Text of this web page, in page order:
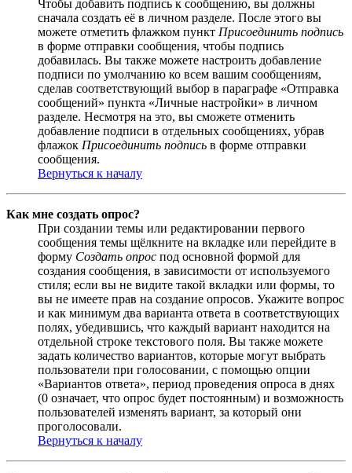
Чтобы добавить подпись к сообщению, вы должны
сначала создать её в личном разделе. После этого вы
можете отметить флажком пункт Присоединить подпись
в форме отправки сообщения, чтобы подпись
добавилась. Вы также можете настроить добавление
подписи по умолчанию ко всем вашим сообщениям,
сделав соответствующий выбор в параграфе «Отправка
сообщений» пункта «Личные настройки» в личном
разделе. Несмотря на это, вы сможете отменить
добавление подписи в отдельных сообщениях, убрав
флажок Присоединить подпись в форме отправки
сообщения.
Вернуться к началу
Как мне создать опрос?
При создании темы или редактировании первого
сообщения темы щёлкните на вкладке или перейдите в
форму Создать опрос под основной формой для
создания сообщения, в зависимости от используемого
стиля; если вы не видите такой вкладки или формы, то
вы не имеете прав на создание опросов. Укажите вопрос
и как минимум два варианта ответа в соответствующих
полях, убедившись, что каждый вариант находится на
отдельной строке текстового поля. Вы также можете
задать количество вариантов, которые могут выбрать
пользователи при голосовании, с помощью опции
«Вариантов ответа», период проведения опроса в днях
(0 означает, что опрос будет постоянным) и возможность
пользователей изменять вариант, за который они
проголосовали.
Вернуться к началу